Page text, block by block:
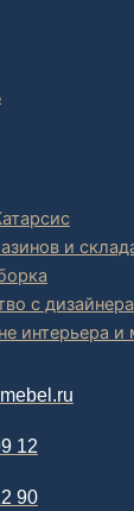
и
с
интерьера и
12
90
магазине
можем
включая кухни.